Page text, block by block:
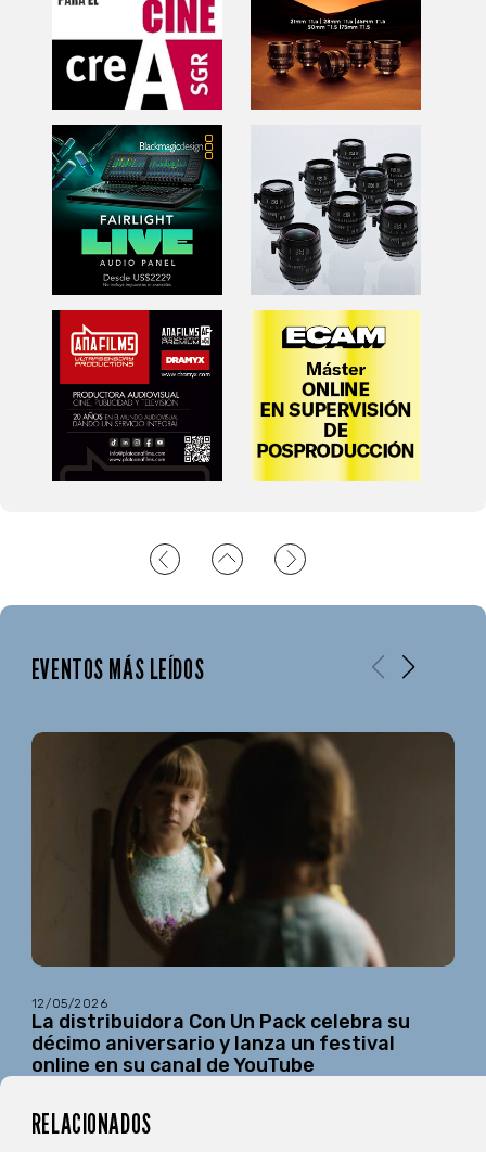
EVENTOS MÁS LEÍDOS
12/05/2026
La distribuidora Con Un Pack celebra su
décimo aniversario y lanza un festival
online en su canal de YouTube
RELACIONADOS